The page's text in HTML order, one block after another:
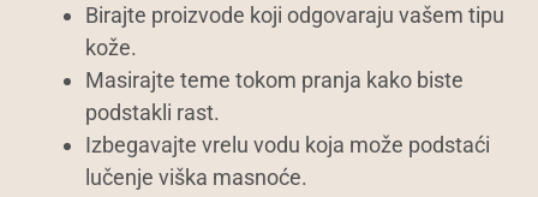
Birajte proizvode koji odgovaraju vašem tipu
kože.
Masirajte teme tokom pranja kako biste
podstakli rast.
Izbegavajte vrelu vodu koja može podstaći
lučenje viška masnoće.